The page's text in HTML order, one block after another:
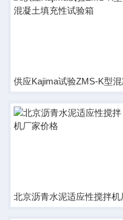
供应Kajima试验ZMS-K型
北京沥青水泥适应性搅拌机